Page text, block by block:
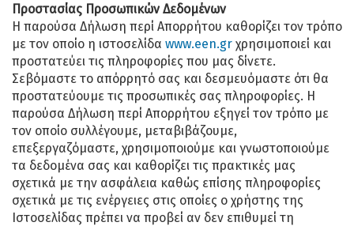
Προστασίας Προσωπικών Δεδομένων
Η παρούσα Δήλωση περί Απορρήτου καθορίζει τον τρόπο
με τον οποίο η ιστοσελίδα www.een.gr χρησιμοποιεί και
προστατεύει τις πληροφορίες που μας δίνετε.
Σεβόμαστε το απόρρητό σας και δεσμευόμαστε ότι θα
προστατεύουμε τις προσωπικές σας πληροφορίες. Η
παρούσα Δήλωση περί Απορρήτου εξηγεί τον τρόπο με
τον οποίο συλλέγουμε, μεταβιβάζουμε,
επεξεργαζόμαστε, χρησιμοποιούμε και γνωστοποιούμε
τα δεδομένα σας και καθορίζει τις πρακτικές μας
σχετικά με την ασφάλεια καθώς επίσης πληροφορίες
σχετικά με τις ενέργειες στις οποίες ο χρήστης της
Ιστοσελίδας πρέπει να προβεί αν δεν επιθυμεί τη